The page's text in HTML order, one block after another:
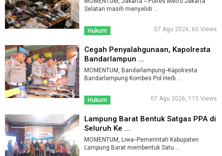
Selatan masih menyelidi ...
Hukum 07 Agu 2026, 65 Views
Cegah Penyalahgunaan, Kapolresta
Bandarlampun ...
MOMENTUM, Bandarlampung--Kapolresta
Bandarlampung Kombes Pol Herb ...
Hukum 07 Agu 2026, 115 Views
Lampung Barat Bentuk Satgas PPA di
Seluruh Ke ...
MOMENTUM, Liwa--Pemerintah Kabupaten
Lampung Barat membentuk Satu ...